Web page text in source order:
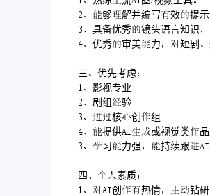
够解并编写效提示
具备优秀镜头语言知
优秀审美力短剧
三优先考虑
影视专业
剧组验
核创组
提供或视觉类品
习力强持续跟
四素质
创热情钻研